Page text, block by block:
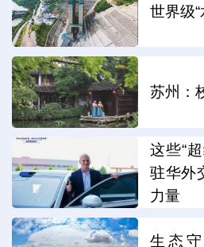
世界级
苏州：
这些“
驻华外
力量
生态